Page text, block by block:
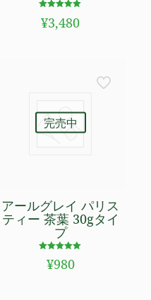
5.00
の評価
¥3,480
完売中
アールグレイ パリス
ティー 茶葉 30gタイ
プ
5.00
¥980